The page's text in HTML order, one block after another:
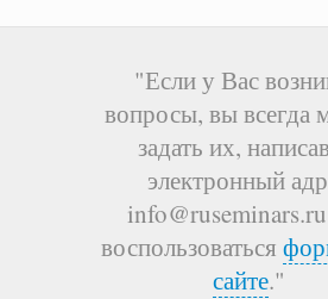
"Если у Вас
вопросы, вы всегда
задать их,
электронный
воспользоваться
сайте."